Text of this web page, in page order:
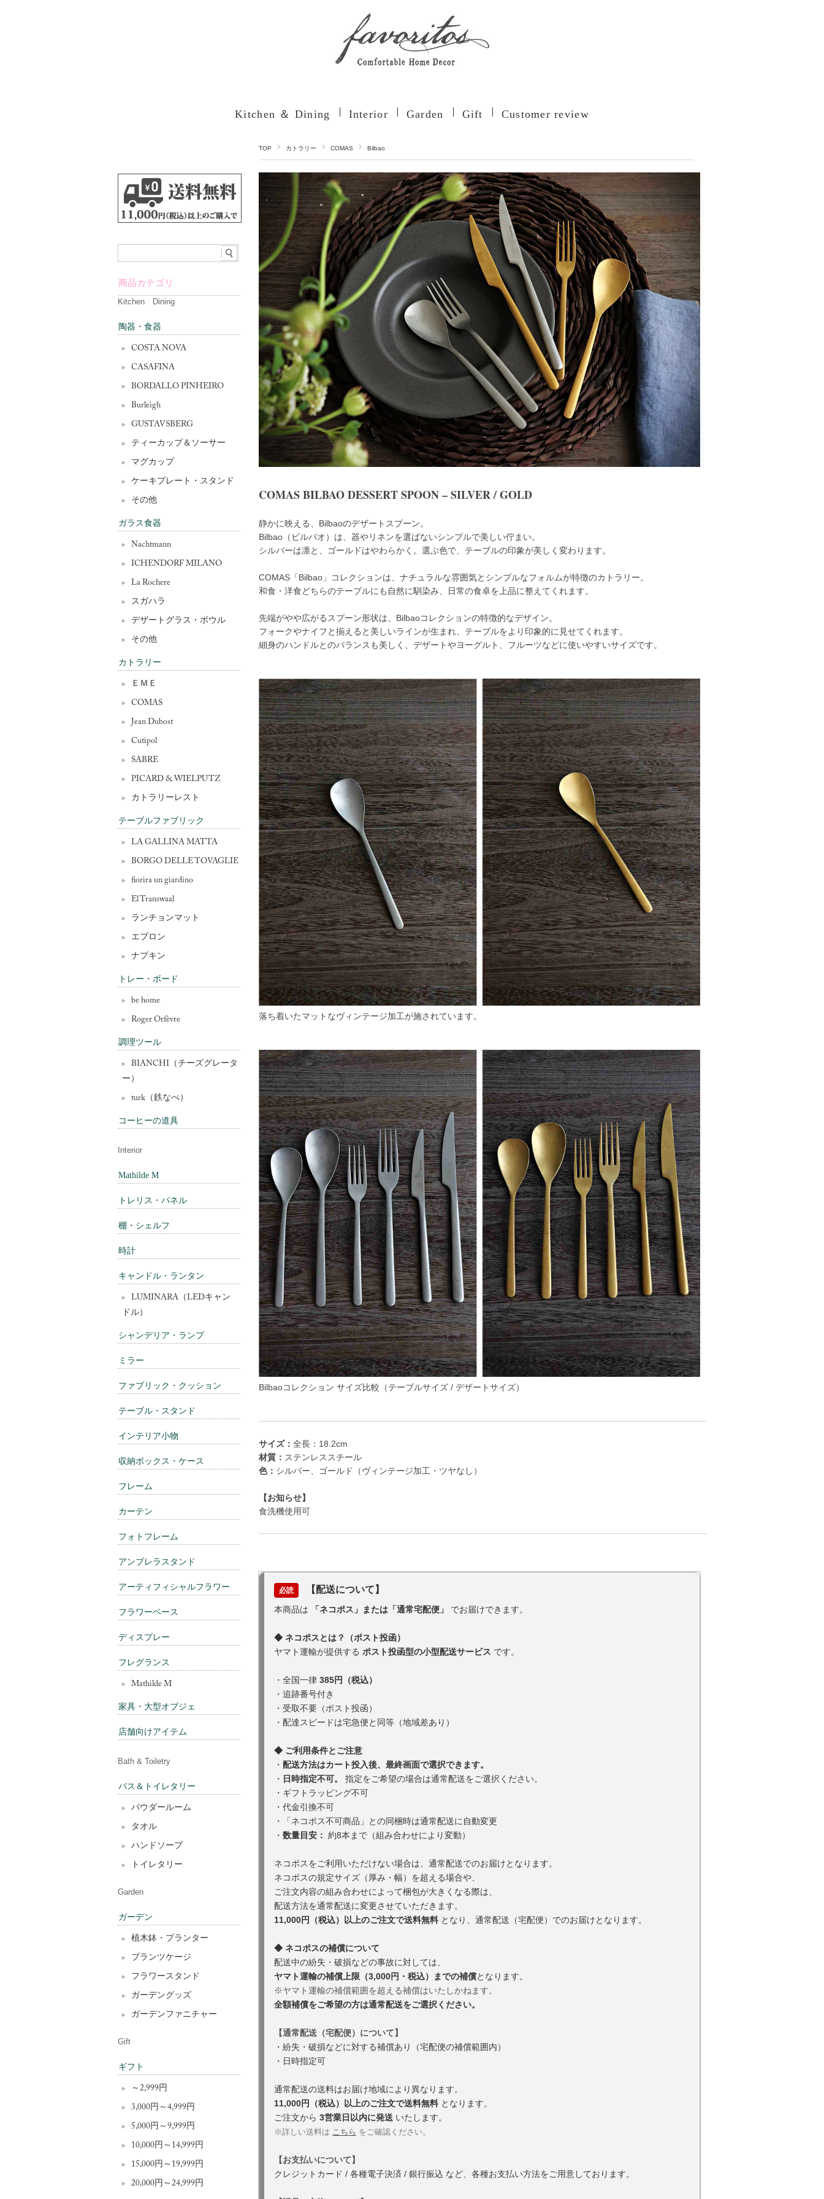
Kitchen ＆ Dining Interior Garden Gift Customer review
TOP カトラリー COMAS Bilbao
COMAS BILBAO DESSERT SPOON – SILVER / GOLD
静かに映える、Bilbaoのデザートスプーン。
Bilbao（ビルバオ）は、器やリネンを選ばないシンプルで美しい佇まい。
シルバーは凛と、ゴールドはやわらかく。選ぶ色で、テーブルの印象が美しく変わります。
COMAS「Bilbao」コレクションは、ナチュラルな雰囲気とシンプルなフォルムが特徴のカトラリー。
和食・洋食どちらのテーブルにも自然に馴染み、日常の食卓を上品に整えてくれます。
先端がやや広がるスプーン形状は、Bilbaoコレクションの特徴的なデザイン。
フォークやナイフと揃えると美しいラインが生まれ、テーブルをより印象的に見せてくれます。
細身のハンドルとのバランスも美しく、デザートやヨーグルト、フルーツなどに使いやすいサイズです。
落ち着いたマットなヴィンテージ加工が施されています。
Bilbaoコレクション サイズ比較（テーブルサイズ / デザートサイズ）
サイズ： 全長：18.2cm
材質： ステンレススチール
色： シルバー、ゴールド（ヴィンテージ加工・ツヤなし）
【お知らせ】
食洗機使用可
必読 【配送について】
本商品は 「ネコポス」または「通常宅配便」 でお届けできます。
◆ ネコポスとは？（ポスト投函）
ヤマト運輸が提供する ポスト投函型の小型配送サービス です。
・全国一律 385円（税込）
・追跡番号付き
・受取不要（ポスト投函）
・配達スピードは宅急便と同等（地域差あり）
◆ ご利用条件とご注意
・ 配送方法はカート投入後、最終画面で選択できます。
・ 日時指定不可。
指定をご希望の場合は通常配送をご選択ください。
・ギフトラッピング不可
・代金引換不可
・「ネコポス不可商品」との同梱時は通常配送に自動変更
・ 数量目安： 約8本まで（組み合わせにより変動）
ネコポスをご利用いただけない場合は、通常配送でのお届けとなります。
ネコポスの規定サイズ（厚み・幅）を超える場合や、
ご注文内容の組み合わせによって梱包が大きくなる際は、
配送方法を通常配送に変更させていただきます。
11,000円（税込）以上のご注文で送料無料 となり、通常配送（宅配便）でのお届けとなります。
◆ ネコポスの補償について
配送中の紛失・破損などの事故に対しては、
ヤマト運輸の補償上限（3,000円・税込）までの補償となります。
※ヤマト運輸の補償範囲を超える補償はいたしかねます。
全額補償をご希望の方は通常配送をご選択ください。
【通常配送（宅配便）について】
・紛失・破損などに対する補償あり（宅配便の補償範囲内）
・日時指定可
通常配送の送料はお届け地域により異なります。
11,000円（税込）以上のご注文で送料無料 となります。
ご注文から 3営業日以内に発送 いたします。
※詳しい送料は こちら をご確認ください。
【お支払いについて】
クレジットカード / 各種電子決済 / 銀行振込 など、各種お支払い方法をご用意しております。
商品カテゴリ
Kitchen Dining
陶器・食器
COSTA NOVA
CASAFINA
BORDALLO PINHEIRO
Burleigh
GUSTAVSBERG
ティーカップ＆ソーサー
マグカップ
ケーキプレート・スタンド
その他
ガラス食器
Nachtmann
ICHENDORF MILANO
La Rochere
スガハラ
デザートグラス・ボウル
その他
カトラリー
ＥＭＥ
COMAS
Jean Dubost
Cutipol
SABRE
PICARD & WIELPUTZ
カトラリーレスト
テーブルファブリック
LA GALLINA MATTA
BORGO DELLE TOVAGLIE
fiorira un giardino
El Transwaal
ランチョンマット
エプロン
ナプキン
トレー・ボード
be home
Roger Orfèvre
調理ツール
BIANCHI（チーズグレータ
ー）
turk（鉄なべ）
コーヒーの道具
Interior
Mathilde M
トレリス・パネル
棚・シェルフ
時計
キャンドル・ランタン
LUMINARA（LEDキャン
ドル）
シャンデリア・ランプ
ミラー
ファブリック・クッション
テーブル・スタンド
インテリア小物
収納ボックス・ケース
フレーム
カーテン
フォトフレーム
アンブレラスタンド
アーティフィシャルフラワー
フラワーベース
ディスプレー
フレグランス
Mathilde M
家具・大型オブジェ
店舗向けアイテム
Bath & Toiletry
バス＆トイレタリー
パウダールーム
タオル
ハンドソープ
トイレタリー
Garden
ガーデン
植木鉢・プランター
プランツケージ
フラワースタンド
ガーデングッズ
ガーデンファニチャー
Gift
ギフト
～2,999円
3,000円～4,999円
5,000円～9,999円
10,000円～14,999円
15,000円～19,999円
20,000円～24,999円